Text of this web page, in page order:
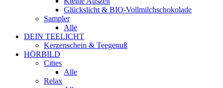
Glückslicht & BIO-Vollmilchschokolade
Sampler
Alle
DEIN TEELICHT
Kerzenschein & Teegenuß
HÖRBILD
Cities
Alle
Relax